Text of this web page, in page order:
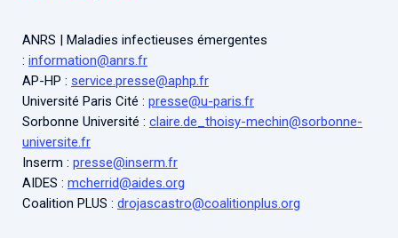
ANRS | Maladies infectieuses émergentes
: information@anrs.fr
AP-HP : service.presse@aphp.fr
Université Paris Cité : presse@u-paris.fr
Sorbonne Université : claire.de_thoisy-mechin@sorbonne-
universite.fr
Inserm : presse@inserm.fr
AIDES : mcherrid@aides.org
Coalition PLUS : drojascastro@coalitionplus.org